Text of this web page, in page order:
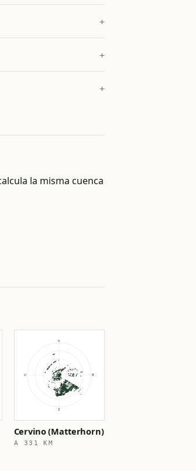
la misma cuenca
Cervino (Matterhorn)
A 331 KM